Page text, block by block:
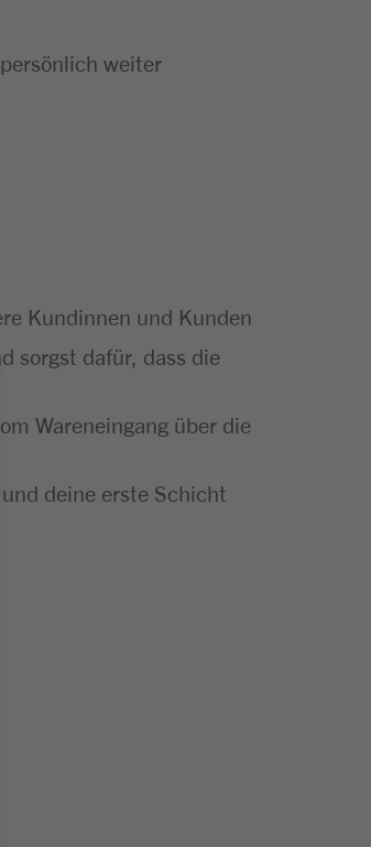
weiter
Kundinnen und Kunden
sorgst dafür, dass die
Wareneingang über die
deine erste Schicht